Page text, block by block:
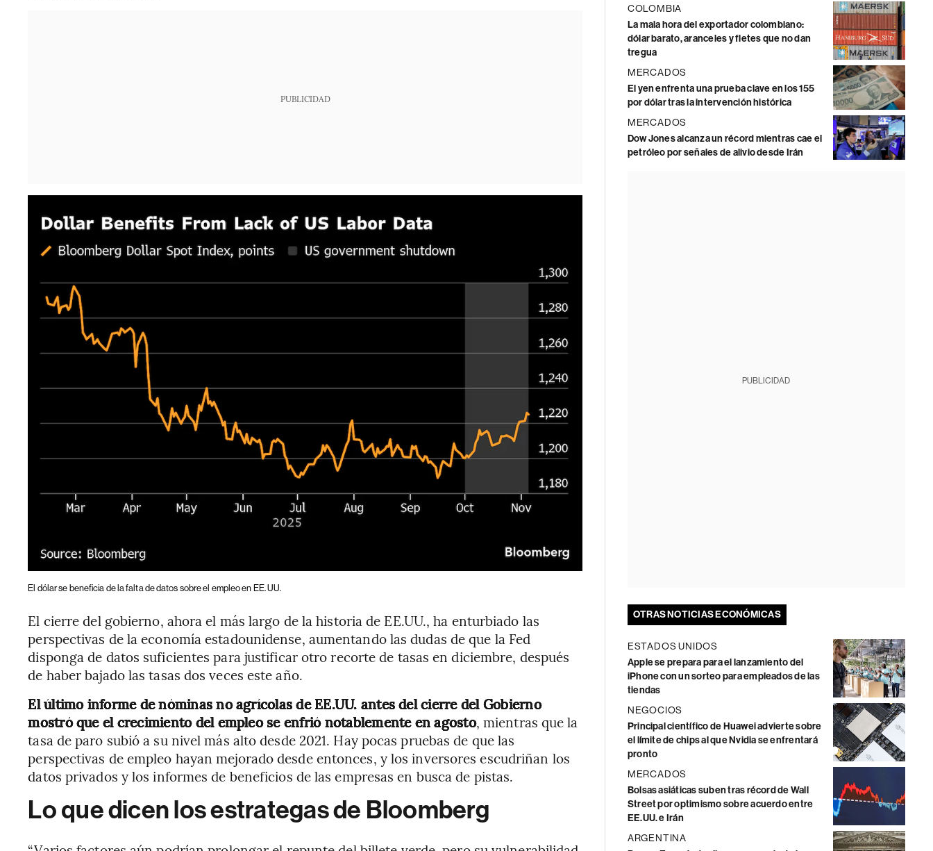
PUBLICIDAD
El dólar se beneficia de la falta de datos sobre el empleo en EE. UU.
El cierre del gobierno, ahora el más largo de la historia de EE.UU., ha enturbiado las
perspectivas de la economía estadounidense, aumentando las dudas de que la Fed
disponga de datos suficientes para justificar otro recorte de tasas en diciembre, después
de haber bajado las tasas dos veces este año.
El último informe de nóminas no agrícolas de EE.UU. antes del cierre del Gobierno
mostró que el crecimiento del empleo se enfrió notablemente en agosto, mientras que la
tasa de paro subió a su nivel más alto desde 2021. Hay pocas pruebas de que las
perspectivas de empleo hayan mejorado desde entonces, y los inversores escudriñan los
datos privados y los informes de beneficios de las empresas en busca de pistas.
Lo que dicen los estrategas de Bloomberg
COLOMBIA
La mala hora del exportador colombiano:
dólar barato, aranceles y fletes que no dan
tregua
MERCADOS
El yen enfrenta una prueba clave en los 155
por dólar tras la intervención histórica
MERCADOS
Dow Jones alcanza un récord mientras cae el
petróleo por señales de alivio desde Irán
PUBLICIDAD
OTRAS NOTICIAS ECONÓMICAS
ESTADOS UNIDOS
Apple se prepara para el lanzamiento del
iPhone con un sorteo para empleados de las
tiendas
NEGOCIOS
Principal científico de Huawei advierte sobre
el límite de chips al que Nvidia se enfrentará
pronto
MERCADOS
Bolsas asiáticas suben tras récord de Wall
Street por optimismo sobre acuerdo entre
EE.UU. e Irán
ARGENTINA